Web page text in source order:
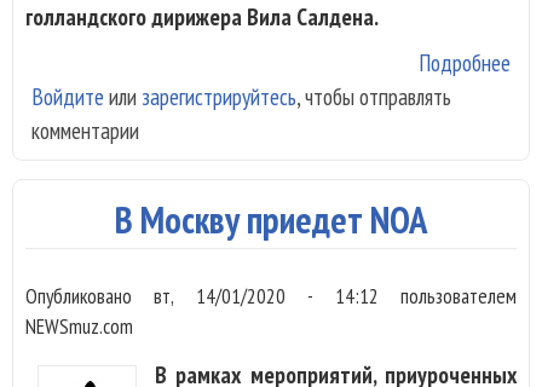
голландского дирижера Вила Салдена.
Подробнее
Войдите или зарегистрируйтесь, чтобы отправлять
комментарии
В Москву приедет NOA
Опубликовановт, 14/01/2020 - 14:12 пользователем
NEWSmuz.com
В рамках мероприятий, приуроченных